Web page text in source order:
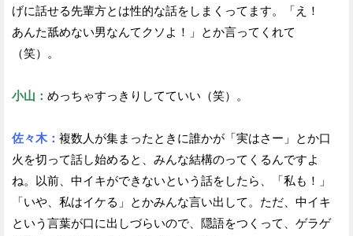
げに話せる先輩方とは性的な話をしまくってます。「え！
あんた舐めない男なんてクソよ！」とか言ってくれて
（笑）。
小山： めっちゃすっきりしてていい（笑）。
佐々木： 複数人が集まったときに誰かが「実はさー」とか口
火を切って話し始めると、みんな結構のってくるんですよ
ね。以前、中イキができないという話をしたら、「私も！」
「いや、私はイケる」とかみんな言い出して。ただ、中イキ
という言葉が口に出しづらいので、隠語をつくって、ゲラゲ